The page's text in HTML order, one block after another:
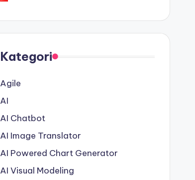
Kategori
Agile
AI
AI Chatbot
AI Image Translator
AI Powered Chart Generator
AI Visual Modeling